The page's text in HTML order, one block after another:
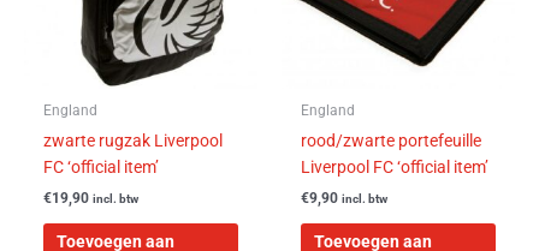
England
zwarte rugzak Liverpool
FC ‘official item’
€19,90 incl. btw
Toevoegen aan
England
rood/zwarte portefeuille
Liverpool FC ‘official item’
€9,90 incl. btw
Toevoegen aan